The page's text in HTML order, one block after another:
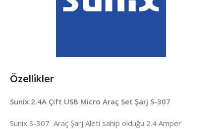
Özellikler
Sunix 2.4A Çift USB Micro Araç Set Şarj S-307
Sunix S-307 Araç Şarj Aleti sahip olduğu 2.4 Amper